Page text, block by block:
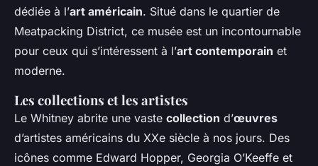
dédiée à l’art américain. Situé dans le quartier de
Meatpacking District, ce musée est un incontournable
pour ceux qui s’intéressent à l’art contemporain et
moderne.
Les collections et les artistes
Le Whitney abrite une vaste collection d’œuvres
d’artistes américains du XXe siècle à nos jours. Des
icônes comme Edward Hopper, Georgia O’Keeffe et